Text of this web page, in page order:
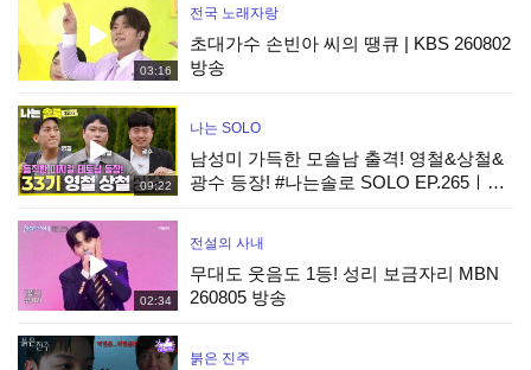
03:16
전국 노래자랑
초대가수 손빈아 씨의 땡큐 | KBS 260802
방송
09:22
나는 SOLO
남성미 가득한 모솔남 출격! 영철&상철&
광수 등장! #나는솔로 SOLO EP.265ㅣ
02:34
전설의 사내
무대도 웃음도 1등! 성리 보금자리 MBN
260805 방송
붉은 진주